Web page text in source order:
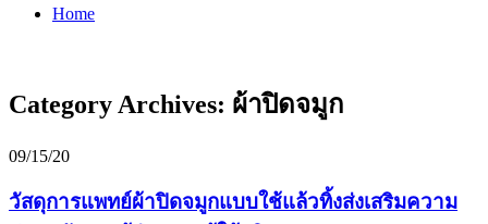
Home
Category Archives: ผ้าปิดจมูก
09/15/20
วัสดุการแพทย์ผ้าปิดจมูกแบบใช้แล้วทิ้งส่งเสริมความ